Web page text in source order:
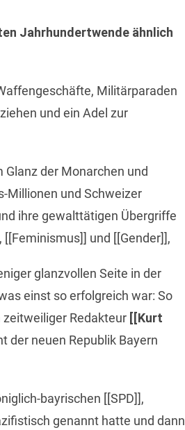
Jahrhundertwende ähnlich
Militärparaden
und ein Adel zur
der Monarchen und
Millionen und Schweizer
ihre gewalttätigen Übergriffe
und [[Gender]],
glanzvollen Seite in der
einst so erfolgreich war: So
zeitweiliger Redakteur [[Kurt
der neuen Republik Bayern
bayrischen [[SPD]],
genannt hatte und dann